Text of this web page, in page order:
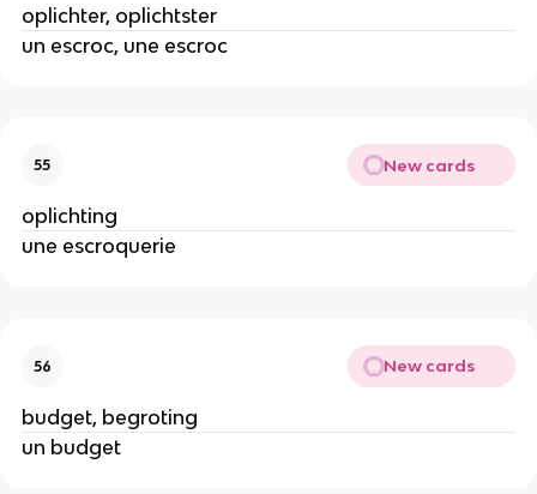
oplichter, oplichtster
un escroc, une escroc
55 New cards
oplichting
une escroquerie
56 New cards
budget, begroting
un budget